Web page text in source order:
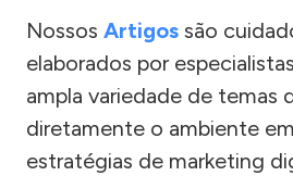
Nossos Artigos são
elaborados por
ampla variedade de temas
diretamente o ambiente
estratégias de marketing